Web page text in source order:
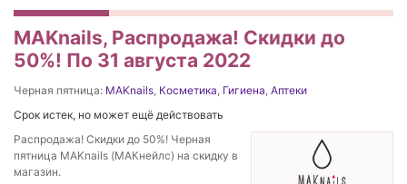
MAKnails, Распродажа! Скидки до
50%! По 31 августа 2022
Черная пятница: MAKnails Косметика Гигиена Аптеки
Срок истек, но может ещё действовать
Распродажа! Скидки до 50%! Черная
пятница MAKnails (МАКнейлс) на скидку в
магазин.